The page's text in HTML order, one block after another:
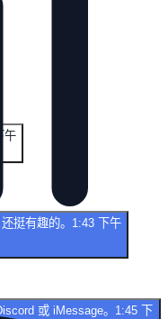
午
挺有趣的。 1:43 下午
或 iMessage。 1:45 下